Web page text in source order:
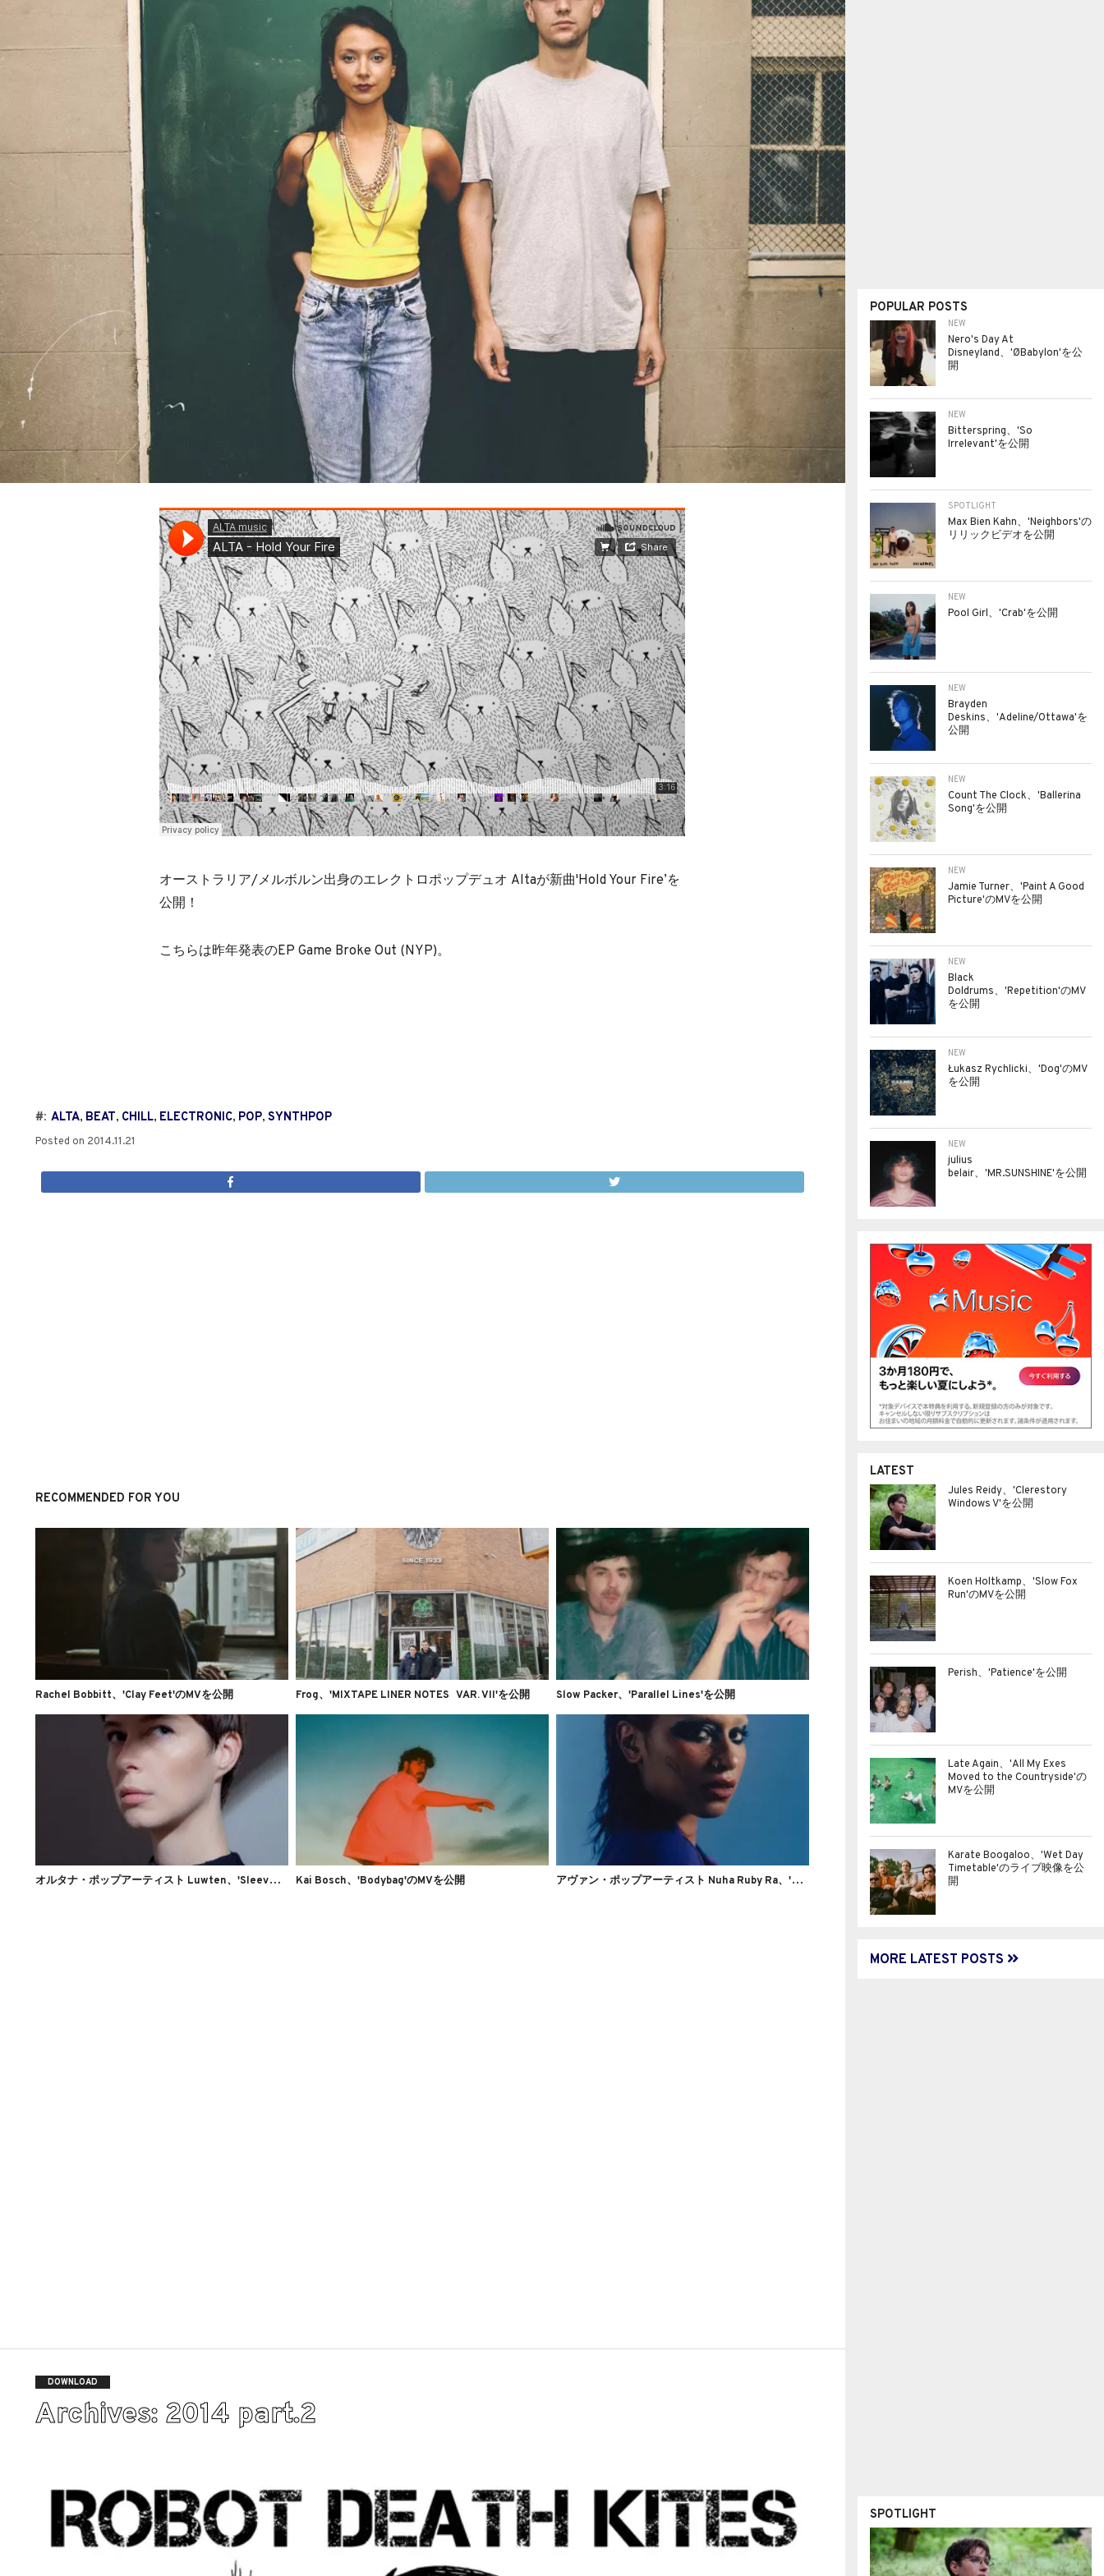
オーストラリア/メルボルン出身のエレクトロポップデュオ Altaが新曲'Hold Your Fire’を
公開！
こちらは昨年発表のEP Game Broke Out (NYP)。
#: ALTA, BEAT, CHILL, ELECTRONIC, POP, SYNTHPOP
Posted on 2014.11.21
RECOMMENDED FOR YOU
Rachel Bobbitt、'Clay Feet'のMVを公開 Frog、'MIXTAPE LINER NOTES VAR. VII'を公開 Slow Packer、'Parallel Lines'を公開
オ
ルタナ・ポップアーティスト Luwten、'Sleeveless'のMVを公開 Kai Bosch、'Bodybag'のMVを公開 ア
ヴァン・ポップアーティスト Nuha Ruby Ra、'Sparky'のMVを公開
DOWNLOAD
Archives: 2014 part.2
POPULAR POSTS
NEW
Nero's Day At
Disneyland、'ØBabylon'を公
開
NEW
Bitterspring、'So
Irrelevant'を公開
SPOTLIGHT
Max Bien Kahn、'Neighbors'の
リリックビデオを公開
NEW
Pool Girl、'Crab'を公開
NEW
Brayden
Deskins、'Adeline/Ottawa'を
公開
NEW
Count The Clock、'Ballerina
Song'を公開
NEW
Jamie Turner、'Paint A Good
Picture'のMVを公開
NEW
Black
Doldrums、'Repetition'のMV
を公開
NEW
Łukasz Rychlicki、'Dog'のMV
を公開
NEW
julius
belair、'MR.SUNSHINE'を公開
LATEST
Jules Reidy、'Clerestory
Windows V'を公開
Koen Holtkamp、'Slow Fox
Run'のMVを公開
Perish、'Patience'を公開
Late Again、'All My Exes
Moved to the Countryside'の
MVを公開
Karate Boogaloo、'Wet Day
Timetable'のライブ映像を公
開
MORE LATEST POSTS
SPOTLIGHT